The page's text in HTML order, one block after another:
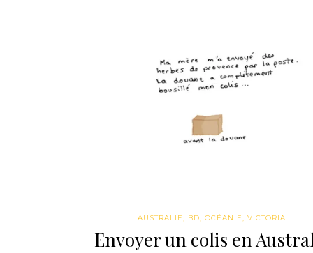
AUSTRALIE, BD, OCÉANIE, VICTORIA
Envoyer un colis en